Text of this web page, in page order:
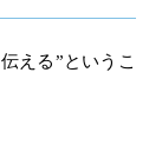
える”というこ